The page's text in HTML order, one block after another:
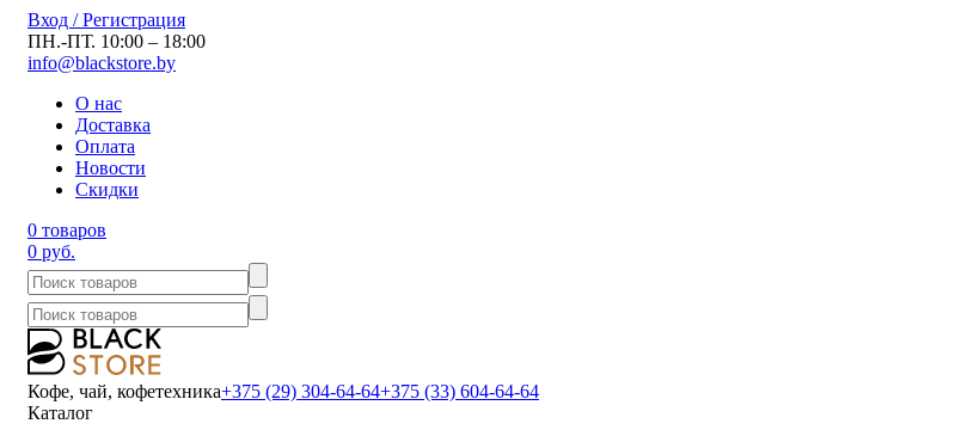
Вход / Регистрация
ПН.-ПТ. 10:00 – 18:00
info@blackstore.by
О нас
Доставка
Оплата
Новости
Скидки
0 товаров
0 руб.
Кофе, чай, кофетехника+375 (29) 304-64-64+375 (33) 604-64-64
Каталог